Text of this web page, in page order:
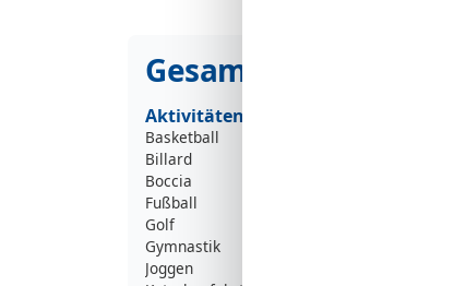
Gesamte Ausstattung
Aktivitäten
Basketball
Billard
Boccia
Fußball
Golf
Gymnastik
Joggen